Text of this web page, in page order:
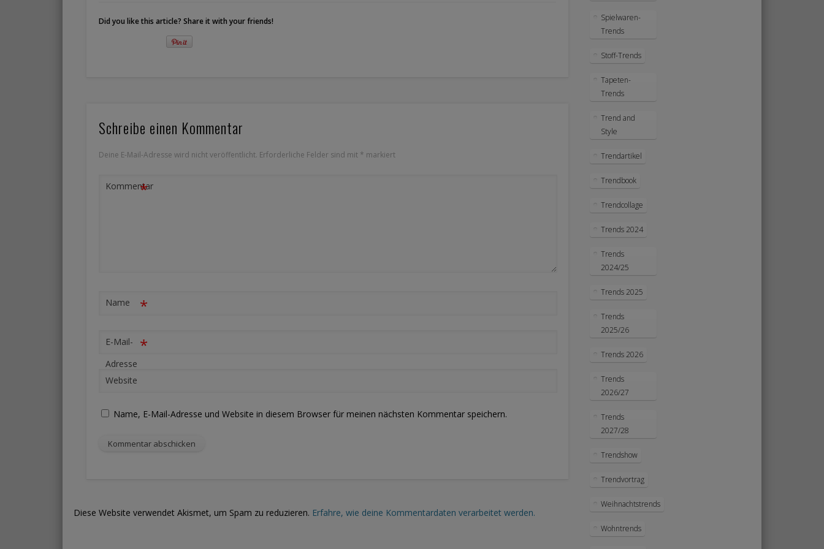
Did you like this article? Share it with your friends!
Schreibe einen Kommentar
Deine E-Mail-Adresse wird nicht veröffentlicht. Erforderliche Felder sind mit * markiert
Kommentar
*
Name *
E-Mail-
Adresse
*
Website
Name, E-Mail-Adresse und Website in diesem Browser für meinen nächsten Kommentar speichern.
Diese Website verwendet Akismet, um Spam zu reduzieren. Erfahre, wie deine Kommentardaten verarbeitet werden.
Spielwaren-
Trends
Stoff-Trends
Tapeten-
Trends
Trend and
Style
Trendartikel
Trendbook
Trendcollage
Trends 2024
Trends
2024/25
Trends 2025
Trends
2025/26
Trends 2026
Trends
2026/27
Trends
2027/28
Trendshow
Trendvortrag
Weihnachtstrends
Wohntrends